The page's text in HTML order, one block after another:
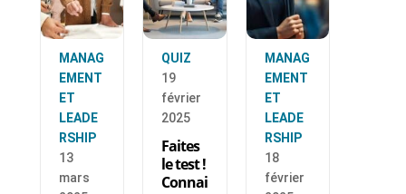
MANAG
EMENT
ET
LEADE
RSHIP
13
mars
QUIZ
19
février
2025
Faites
le test !
Connai
MANAG
EMENT
ET
LEADE
RSHIP
18
février